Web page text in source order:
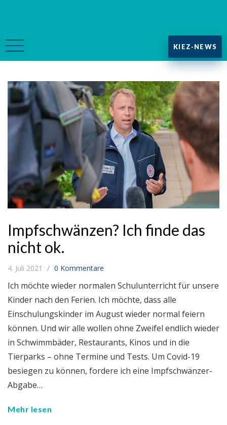
KIEZ-NEWS
Impfschwänzen? Ich finde das
nicht ok.
4. Juli 2021 0 Kommentare
Ich möchte wieder normalen Schulunterricht für unsere
Kinder nach den Ferien. Ich möchte, dass alle
Einschulungskinder im August wieder normal feiern
können. Und wir alle wollen ohne Zweifel endlich wieder
in Schwimmbäder, Restaurants, Kinos und in die
Tierparks – ohne Termine und Tests. Um Covid-19
besiegen zu können, fordere ich eine Impfschwänzer-
Abgabe…
Mehr lesen